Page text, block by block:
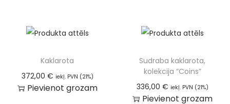
Kaklarota
372,00 € iekļ. PVN (21%)
Pievienot grozam
Sudraba kaklarota,
kolekcija “Coins”
336,00 € iekļ. PVN (21%)
Pievienot grozam